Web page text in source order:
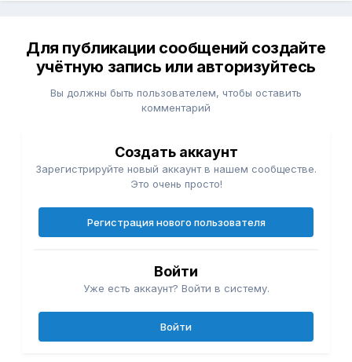
Для публикации сообщений создайте
учётную запись или авторизуйтесь
Вы должны быть пользователем, чтобы оставить
комментарий
Создать аккаунт
Зарегистрируйте новый аккаунт в нашем сообществе.
Это очень просто!
Регистрация нового пользователя
Войти
Уже есть аккаунт? Войти в систему.
Войти